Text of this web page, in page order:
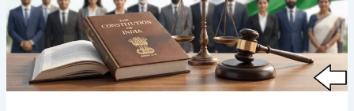
സമ്പൂർണ്ണ
വിശദീകരണം